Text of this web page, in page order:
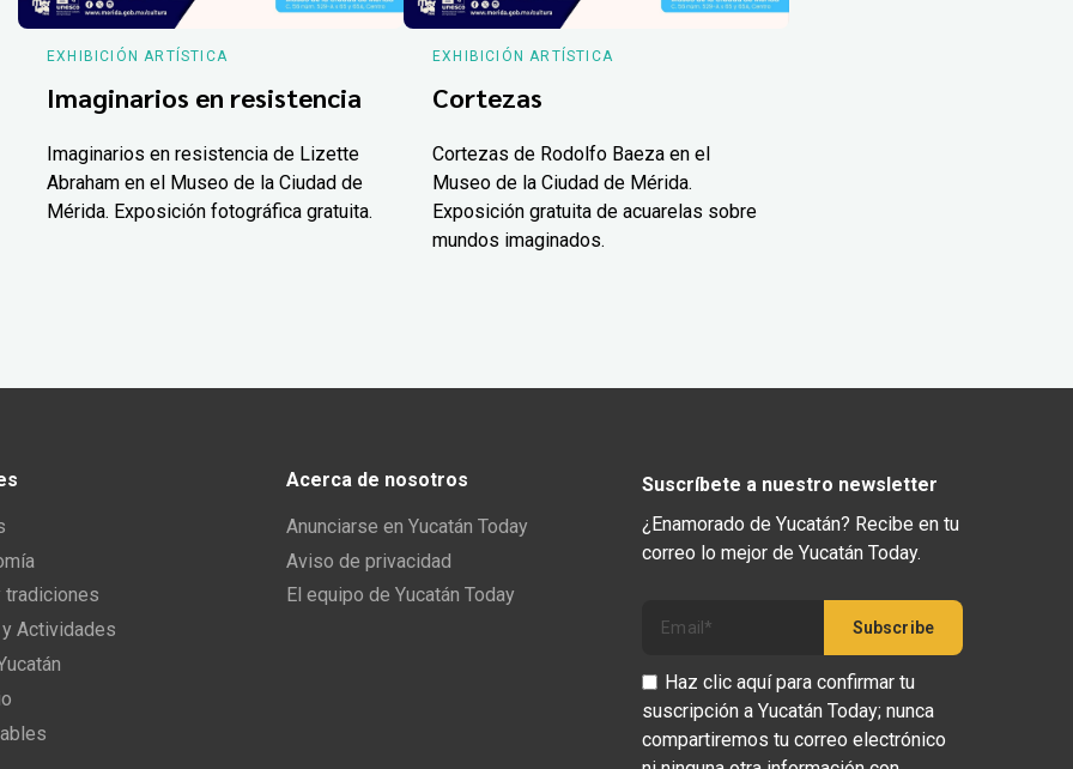
EXHIBICIÓN ARTÍSTICA
Imaginarios en resistencia
Imaginarios en resistencia de Lizette
Abraham en el Museo de la Ciudad de
Mérida. Exposición fotográfica gratuita.
EXHIBICIÓN ARTÍSTICA
Cortezas
Cortezas de Rodolfo Baeza en el
Museo de la Ciudad de Mérida.
Exposición gratuita de acuarelas sobre
mundos imaginados.
tradiciones
Actividades
Acerca de nosotros
Anunciarse en Yucatán Today
Aviso de privacidad
El equipo de Yucatán Today
Suscríbete a nuestro newsletter
¿Enamorado de Yucatán? Recibe en tu
correo lo mejor de Yucatán Today.
Haz clic aquí para confirmar tu
suscripción a Yucatán Today; nunca
compartiremos tu correo electrónico